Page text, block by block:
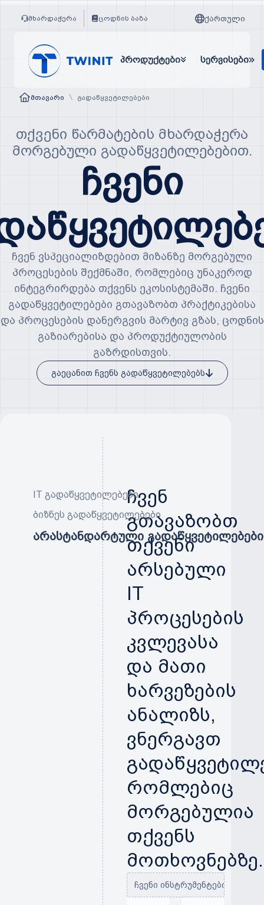
მხარდაჭერა ცოდნის ბაზა ქართული
პროდუქტები სერვისები
მთავარი \ გადაწყვეტილებები
თქვენი წარმატების მხარდაჭერა
მორგებული გადაწყვეტილებებით.
ჩვენი
ჩვენ ვსპეციალიზდებით მიზანზე მორგებული
პროცესების შექმნაში, რომლებიც უნაკეროდ
ინტეგრირდება თქვენს ეკოსისტემაში. ჩვენი
გადაწყვეტილებები გთავაზობთ პრაქტიკებისა
და პროცესების დანერგვის მარტივ გზას, ცოდნის
გაზიარებისა და პროდუქტიულობის
გაზრდისთვის.
გაეცანით ჩვენს გადაწყვეტილებებს
IT გადაწყვეტილებები
ბიზნეს გადაწყვეტილებები
არასტანდარტული
ჩვენ
გთავაზობთ
თქვენი
არსებული
IT
პროცესების
კვლევასა
და მათი
ხარვეზების
ანალიზს,
ვნერგავთ
რომლებიც
მორგებულია
თქვენს
მოთხოვნებზე.
ჩვენი ინსტრუმენტები: